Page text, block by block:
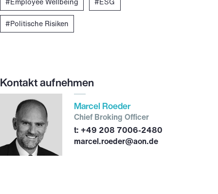
Politische Risiken
Kontakt aufnehmen
Marcel Roeder
Chief Broking Officer
+49 208 7006-2480
marcel.roeder@aon.de